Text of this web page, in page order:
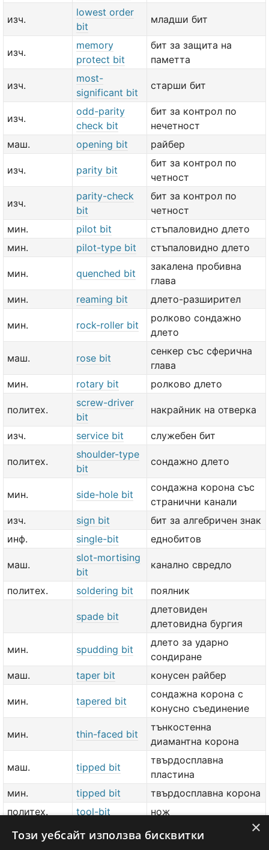
изч.
lowest order
bit
младши бит
изч.
memory
protect bit
бит за защита на
паметта
изч.
most-
significant bit
старши бит
изч.
odd-parity
check bit
бит за контрол по
нечетност
маш.
opening bit райбер
изч. parity bit
бит за контрол по
четност
изч.
parity-check
bit
бит за контрол по
четност
мин.
pilot bit
стъпаловидно длето
мин.
pilot-type bit стъпаловидно длето
мин. quenched bit
закалена пробивна
глава
мин.
reaming bit длето-разширител
мин. rock-roller bit
ролково сондажно
длето
маш. rose bit
сенкер със сферична
глава
мин.
rotary bit ролково длето
политех.
screw-driver
bit
накрайник на отверка
изч. service bit служебен бит
политех.
shoulder-type
bit
сондажно длето
мин. side-hole bit
сондажна корона със
странични канали
изч.
sign bit
бит за алгебричен знак
инф.
single-bit еднобитов
маш.
slot-mortising
bit
канално свредло
политех. soldering bit поялник
spade bit
длетовиден
длетовидна бургия
мин. spudding bit
длето за ударно
сондиране
маш.
taper bit конусен райбер
мин. tapered bit
сондажна корона с
конусно съединение
мин. thin-faced bit
тънкостенна
диамантна корона
маш. tipped bit
твърдосплавна
пластина
мин.
tipped bit
твърдосплавна корона
политех.
tool-bit
нож
маш.
tool-holder bit
стругарски нож
×
Този уебсайт използва бисквитки